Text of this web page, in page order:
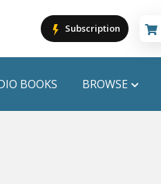
Subscription
Cart is empty
BOOKS BROWSE